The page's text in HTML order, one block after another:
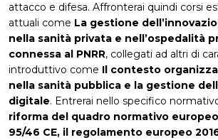
attacco e difesa. Affronterai quindi corsi
attuali come La gestione
nella sanità privata e nell’ospedalità
connessa al PNRR, collegati ad altri di
introduttivo come Il contesto
nella sanità pubblica e la gestione
digitale. Entrerai nello specifico
riforma del quadro normativo
95/46 CE, il regolamento europeo